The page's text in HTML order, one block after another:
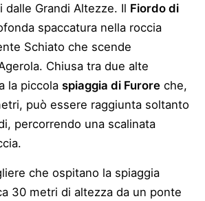
dalle Grandi Altezze. Il Fiordo di
spaccatura nella roccia
Schiato che scende
Chiusa tra due alte
la piccolaspiaggia di Furore che,
può essere raggiunta soltanto
percorrendo una scalinata
che ospitano la spiaggia
30 metri di altezza da un ponte